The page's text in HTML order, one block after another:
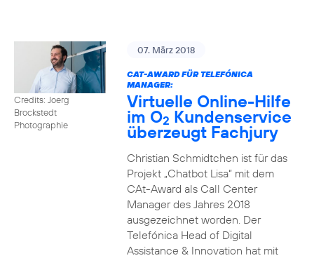
Credits: Joerg
Brockstedt
Photographie
07. März 2018
CAT-AWARD FÜR TELEFÓNICA
MANAGER:
Virtuelle Online-Hilfe
im O2 Kundenservice
überzeugt Fachjury
Christian Schmidtchen ist für das
Projekt „Chatbot Lisa“ mit dem
CAt-Award als Call Center
Manager des Jahres 2018
ausgezeichnet worden. Der
Telefónica Head of Digital
Assistance & Innovation hat mit